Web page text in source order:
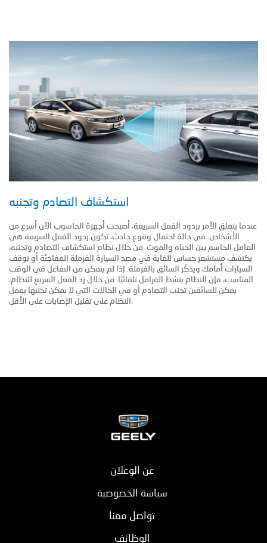
استكشاف التصادم وتجنبه
عندما يتعلق الأمر بردود الفعل السريعة، أصبحت أجهزة الحاسوب الآن أسرع من
الأشخاص. في حالة احتمال وقوع حادث، تكون ردود الفعل السريعة هي
العامل الحاسم بين الحياة والموت. من خلال نظام استكشاف التصادم وتجنبه،
يكتشف مستشعر حساس للغاية في مصد السيارة الفرملة المفاجئة أو توقف
السيارات أمامك ويذكّر السائق بالفرملة. إذا لم يتمكن من التفاعل في الوقت
المناسب، فإن النظام ينشط الفرامل تلقائيًا. من خلال رد الفعل السريع للنظام،
يمكن للسائقين تجنب التصادم أو في الحالات التي لا يمكن تجنبها يعمل
عن الوعلان
سياسة الخصوصية
تواصل معنا
الوظائف